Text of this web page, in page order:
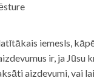
iemesls,
ir, ja Jūsu
aizdevumi, vai